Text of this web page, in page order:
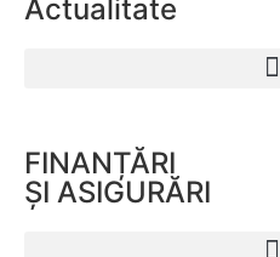
Actualitate
FINANȚĂRI
ȘI ASIGURĂRI